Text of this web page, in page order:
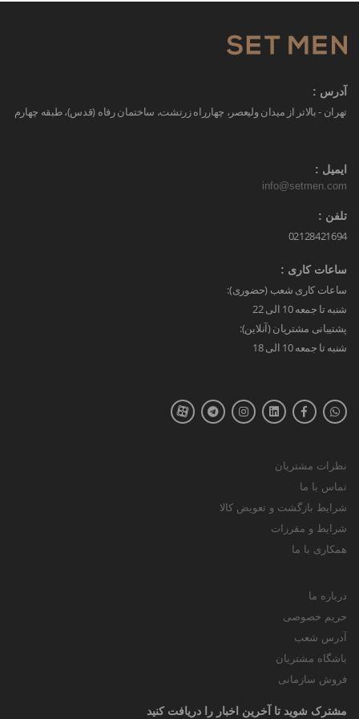
آدرس :
تهران - بالاتر از میدان ولیعصر، چهارراه زرتشت، ساختمان رفاه (قدس)، طبقه چهارم
ایمیل :
info@setmen.com
تلفن :
02128421694
ساعات کاری :
ساعات کاری شعب (حضوری):
شنبه تا جمعه 10 الی 22
پشتیبانی مشتریان (آنلاین):
شنبه تا جمعه 10 الی 18
نظرات مشتریان
تماس با ما
شرایط بازگشت و تعویض کالا
شرایط و مقررات
همکاری با ما
درباره ما
حریم خصوصی
آدرس شعب
باشگاه مشتریان
فروش سازمانی
مشترک شوید تا آخرین اخبار را دریافت کنید